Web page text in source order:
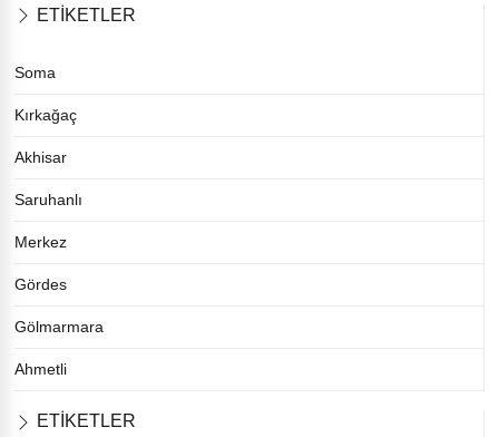
ETİKETLER
Soma
Kırkağaç
Akhisar
Saruhanlı
Merkez
Gördes
Gölmarmara
Ahmetli
ETİKETLER